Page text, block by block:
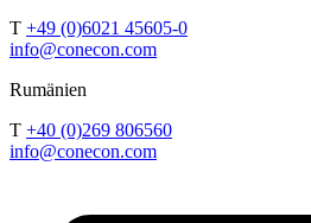
T +49 (0)6021 45605-0
info@conecon.com
Rumänien
T +40 (0)269 806560
info@conecon.com